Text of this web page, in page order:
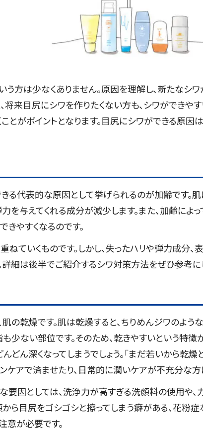
方は少なくありません。原因を理解し、新たなシ
将来目尻にシワを作りたくない方も、シワができや
とがポイントとなります。目尻にシワができる原因
る代表的な原因として挙げられるのが加齢です。肌
を与えてくれる成分が減少します。また、加齢によ
きやすくなるのです。
ていくものです。しかし、失ったハリや弾力成分、
詳細は後半でご紹介するシワ対策方法をぜひ参考に
の乾燥です。肌は乾燥すると、ちりめんジワのよう
少ない部位です。そのため、乾きやすいという特徴
どん深くなってしまうでしょう。「まだ若いから乾燥
ケアで済ませたり、日常的に潤いケアが不充分な方
要因としては、洗浄力が高すぎる洗顔料の使用や、
ら目尻をゴシゴシと擦ってしまう癖がある、花粉
意が必要です。